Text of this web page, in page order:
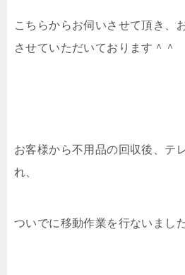
こちらからお伺いさせて頂き、
させていただいております＾＾
お客様から不用品の回収後、テ
れ、
ついでに移動作業を行ないまし